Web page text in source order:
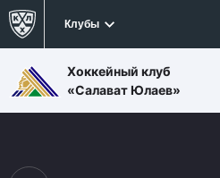
Клубы
Хоккейный клуб
«Салават Юлаев»